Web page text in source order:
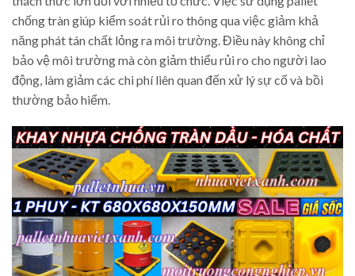
chống tràn giúp kiểm soát rủi ro thông qua việc giảm khả
năng phát tán chất lỏng ra môi trường. Điều này không chỉ
bảo vệ môi trường mà còn giảm thiểu rủi ro cho người lao
động, làm giảm các chi phí liên quan đến xử lý sự cố và bồi
thường bảo hiểm.